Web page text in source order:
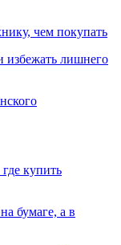
чем покупать
избежать лишнего
купить
бумаге, а в